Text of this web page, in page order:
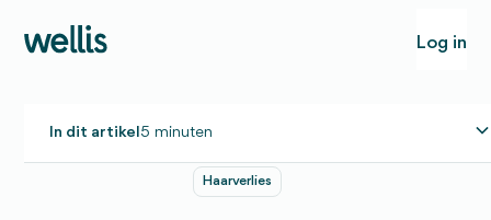
Log in
Haarverlies
In dit artikel5 minuten